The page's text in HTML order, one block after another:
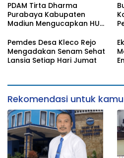
PDAM Tirta Dharma
Purabaya Kabupaten
Madiun Mengucapkan HUT
Pemdes Desa Kleco Rejo
Mengadakan Senam Sehat
Lansia Setiap Hari Jumat
Rekomendasi untuk kamu